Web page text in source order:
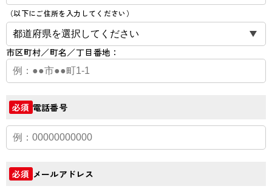
（以下にご住所を入力してください）
市区町村／町名／丁目番地：
必須 電話番号
必須 メールアドレス